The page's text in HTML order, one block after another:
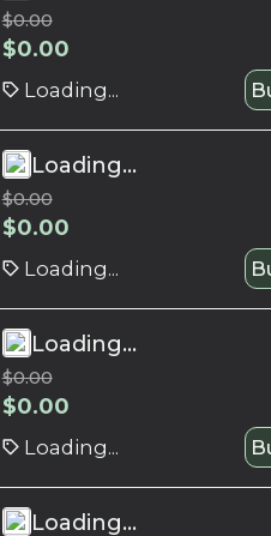
$0.00
$0.00
Loading...
Loading...
$0.00
$0.00
Loading...
Loading...
$0.00
$0.00
Loading...
Loading...